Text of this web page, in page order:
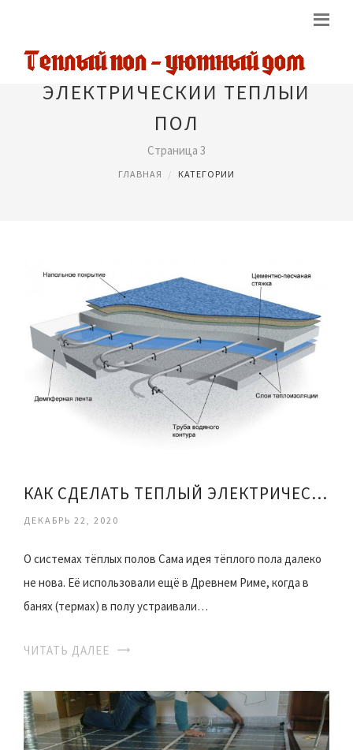
ЭЛЕКТРИЧЕСКИЙ ТЕПЛЫЙ
ПОЛ
Страница 3
ГЛАВНАЯ КАТЕГОРИИ
КАК СДЕЛАТЬ ТЕПЛЫЙ ЭЛЕКТРИЧЕСКИЙ ПОЛ ПОД ПЛИТКУ
ДЕКАБРЬ 22, 2020
О системах тёплых полов Сама идея тёплого пола далеко
не нова. Её использовали ещё в Древнем Риме, когда в
банях (термах) в полу устраивали…
ЧИТАТЬ ДАЛЕЕ